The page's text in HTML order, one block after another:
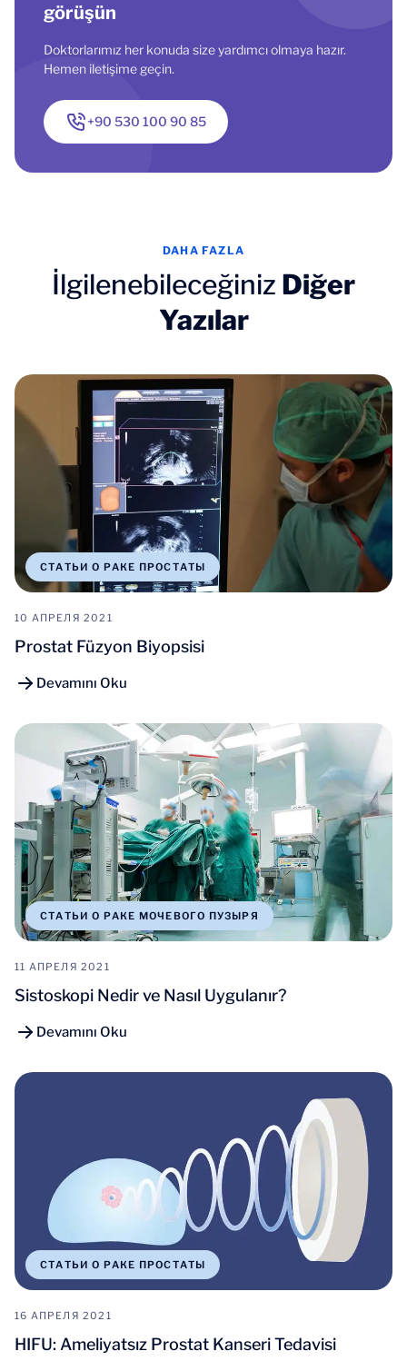
görüşün
Doktorlarımız her konuda size yardımcı olmaya hazır.
Hemen iletişime geçin.
+90 530 100 90 85
DAHA FAZLA
İlgilenebileceğiniz Diğer
Yazılar
СТАТЬИ О РАКЕ ПРОСТАТЫ
10 АПРЕЛЯ 2021
Prostat Füzyon Biyopsisi
Devamını Oku
СТАТЬИ О РАКЕ МОЧЕВОГО ПУЗЫРЯ
11 АПРЕЛЯ 2021
Sistoskopi Nedir ve Nasıl Uygulanır?
Devamını Oku
СТАТЬИ О РАКЕ ПРОСТАТЫ
16 АПРЕЛЯ 2021
HIFU: Ameliyatsız Prostat Kanseri Tedavisi